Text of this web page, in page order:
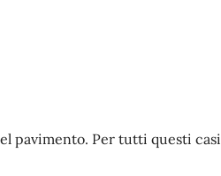
pavimento. Per tutti questi casi